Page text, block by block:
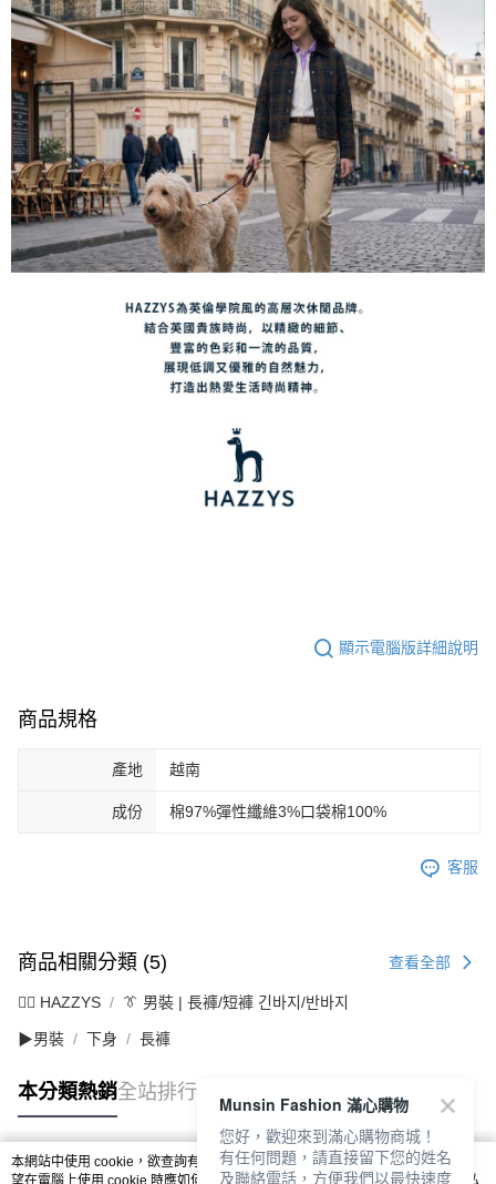
顯示電腦版詳細說明
商品規格
產地 越南
成份 棉97%彈性纖維3%口袋棉100%
客服
商品相關分類 (5) 查看全部
🐕‍🦺 HAZZYS 👔 男裝 | 長褲/短褲 긴바지/반바지
▶男裝 下身 長褲
本分類熱銷全站排行
熱門標籤
本網站中使用 cookie，欲查詢有關本網站使用 cookie 方式之詳情，及若您不希
望在電腦上使用 cookie 時應如何變更電腦的 cookie 設定，請參閱本網站「
隱私
Munsin Fashion 滿心購物
您好，歡迎來到滿心購物商城！
有任何問題，請直接留下您的姓名
及聯絡電話，方便我們以最快速度